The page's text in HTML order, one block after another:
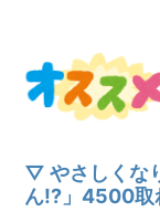
▽ やさしくな
ん!?」4500取